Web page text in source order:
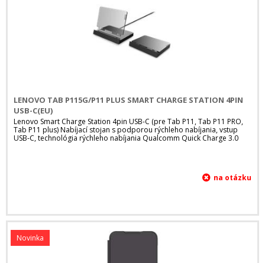
LENOVO TAB P115G/P11 PLUS SMART CHARGE STATION 4PIN
USB-C(EU)
Lenovo Smart Charge Station 4pin USB-C (pre Tab P11, Tab P11 PRO,
Tab P11 plus) Nabíjací stojan s podporou rýchleho nabíjania, vstup
USB-C, technológia rýchleho nabíjania Qualcomm Quick Charge 3.0
Novinka